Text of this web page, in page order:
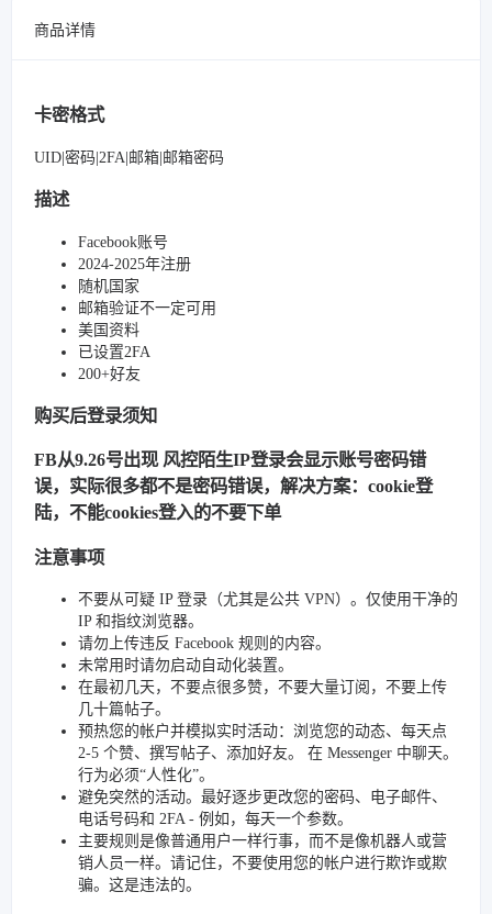
商品详情
卡密格式
UID|密码|2FA|邮箱|邮箱密码
描述
Facebook账号
2024-2025年注册
随机国家
邮箱验证不一定可用
美国资料
已设置2FA
200+好友
购买后登录须知
FB从9.26号出现 风控陌生IP登录会显示账号密码错
误，实际很多都不是密码错误，解决方案：cookie登
陆，不能cookies登入的不要下单
注意事项
不要从可疑 IP 登录（尤其是公共 VPN）。仅使用干净的
IP 和指纹浏览器。
请勿上传违反 Facebook 规则的内容。
未常用时请勿启动自动化装置。
在最初几天，不要点很多赞，不要大量订阅，不要上传
几十篇帖子。
预热您的帐户并模拟实时活动：浏览您的动态、每天点
2-5 个赞、撰写帖子、添加好友。 在 Messenger 中聊天。
行为必须“人性化”。
避免突然的活动。最好逐步更改您的密码、电子邮件、
电话号码和 2FA - 例如，每天一个参数。
主要规则是像普通用户一样行事，而不是像机器人或营
销人员一样。请记住，不要使用您的帐户进行欺诈或欺
骗。这是违法的。